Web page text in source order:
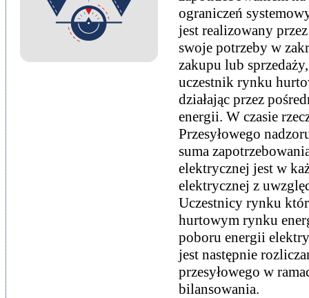
ograniczeń
jest realizowany
swoje potrzeby w
zakupu lub
uczestnik rynku
działając przez
energii. W czasie
Przesyłowego
suma
elektrycznej jest w
elektrycznej z
Uczestnicy rynku
hurtowym rynku
poboru energii
jest następnie
przesyłowego w
bilansowania.